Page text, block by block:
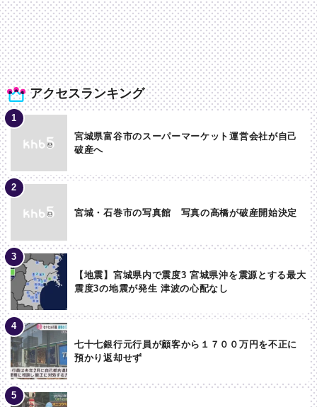
アクセスランキング
宮城県富谷市のスーパーマーケット運営会社が自己
破産へ
宮城・石巻市の写真館 写真の高橋が破産開始決定
【地震】宮城県内で震度3 宮城県沖を震源とする最大
震度3の地震が発生 津波の心配なし
七十七銀行元行員が顧客から１７００万円を不正に
預かり返却せず